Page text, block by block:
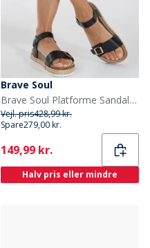
Brave Soul
Brave Soul Platforme Sandaler med Ankelrem Sorte til Kvinder
Vejl. pris428,99 kr.
Spare279,00 kr.
Current
149,99 kr.
Halv pris eller mindre